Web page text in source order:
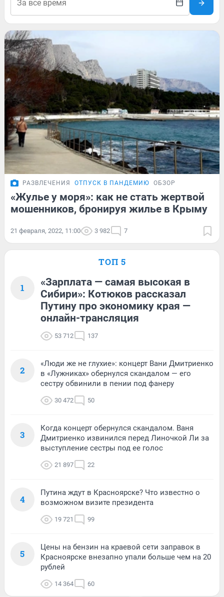
РАЗВЛЕЧЕНИЯ ОТПУСК В ПАНДЕМИЮ ОБЗОР
«Жулье у моря»: как не стать жертвой
мошенников, бронируя жилье в Крыму
21 февраля, 2022, 11:00 3 982 7
ТОП 5
1
«Зарплата — самая высокая в
Сибири»: Котюков рассказал
Путину про экономику края —
онлайн-трансляция
53 712 137
2
«Люди же не глухие»: концерт Вани Дмитриенко
в «Лужниках» обернулся скандалом — его
сестру обвинили в пении под фанеру
30 472 50
3
Когда концерт обернулся скандалом. Ваня
Дмитриенко извинился перед Линочкой Ли за
выступление сестры под ее голос
21 897 22
4
Путина ждут в Красноярске? Что известно о
возможном визите президента
19 721 99
5
Цены на бензин на краевой сети заправок в
Красноярске внезапно упали больше чем на 20
рублей
14 364 60